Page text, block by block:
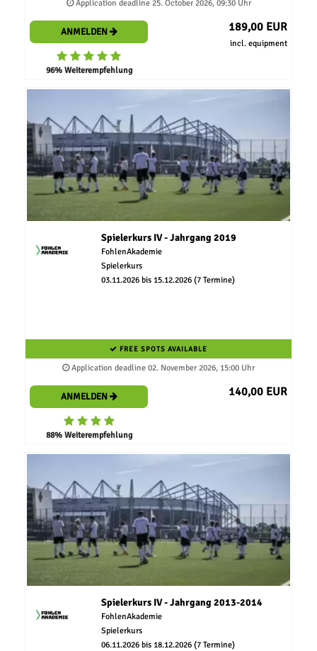
Application deadline 25. October 2026, 09:30 Uhr
ANMELDEN
96% Weiterempfehlung
189,00 EUR
incl. equipment
Spielerkurs IV - Jahrgang 2019
FohlenAkademie
Spielerkurs
03.11.2026 bis 15.12.2026 (7 Termine)
FREE SPOTS AVAILABLE
Application deadline 02. November 2026, 15:00 Uhr
ANMELDEN
88% Weiterempfehlung
140,00 EUR
Spielerkurs IV - Jahrgang 2013-2014
FohlenAkademie
Spielerkurs
06.11.2026 bis 18.12.2026 (7 Termine)